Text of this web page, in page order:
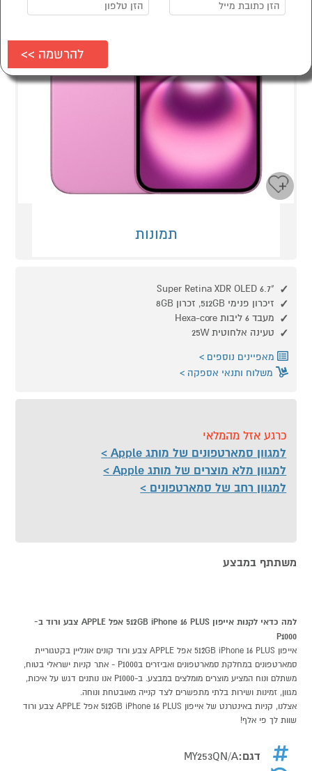
תמונות
"6.7 Super Retina XDR OLED
זיכרון פנימי 512GB, זכרון 8GB
מעבד 6 ליבות Hexa-core
טעינה אלחוטית 25W
מאפיינים נוספים
משלוח ותנאי אספקה
כרגע אזל מהמלאי
למגוון סמארטפונים של מותג Apple
למגוון מלא מוצרים של מותג Apple
למגוון רחב של סמארטפונים
משתתף במבצע
למה כדאי לקנות אייפון 512GB iPhone 16 PLUS אפל APPLE צבע ורוד ב-
P1000
אייפון 512GB iPhone 16 PLUS אפל APPLE צבע ורוד קונים אונליין בקטגוריית
סמארטפונים במחלקת סמארטפונים ואביזרים בP1000 - אתר קניות ישראלי בטוח,
משתלם ונוח המציע מוצרים מומלצים במבצע. ב-P1000 אנו נותנים דגש על איכות,
מגוון, זמינות ושירות בלתי מתפשרים לצד קנייה מאובטחת ונוחה.
אצלנו, קניות באינטרנט של אייפון 512GB iPhone 16 PLUS אפל APPLE צבע ורוד
שוות לך פי אלף!
דגם:MY253QN/A